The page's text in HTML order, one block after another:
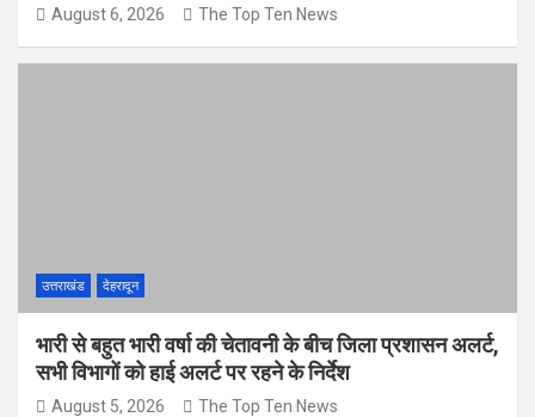
August 6, 2026 The Top Ten News
उत्तराखंड देहरादून
भारी से बहुत भारी वर्षा की चेतावनी के बीच जिला प्रशासन अलर्ट,
सभी विभागों को हाई अलर्ट पर रहने के निर्देश
August 5, 2026 The Top Ten News